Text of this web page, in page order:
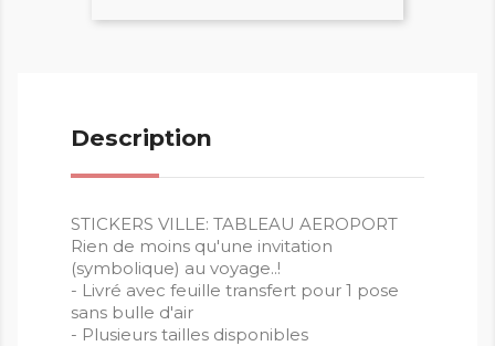
Description
STICKERS VILLE: TABLEAU AEROPORT
Rien de moins qu'une invitation
(symbolique) au voyage..!
- Livré avec feuille transfert pour 1 pose
sans bulle d'air
- Plusieurs tailles disponibles